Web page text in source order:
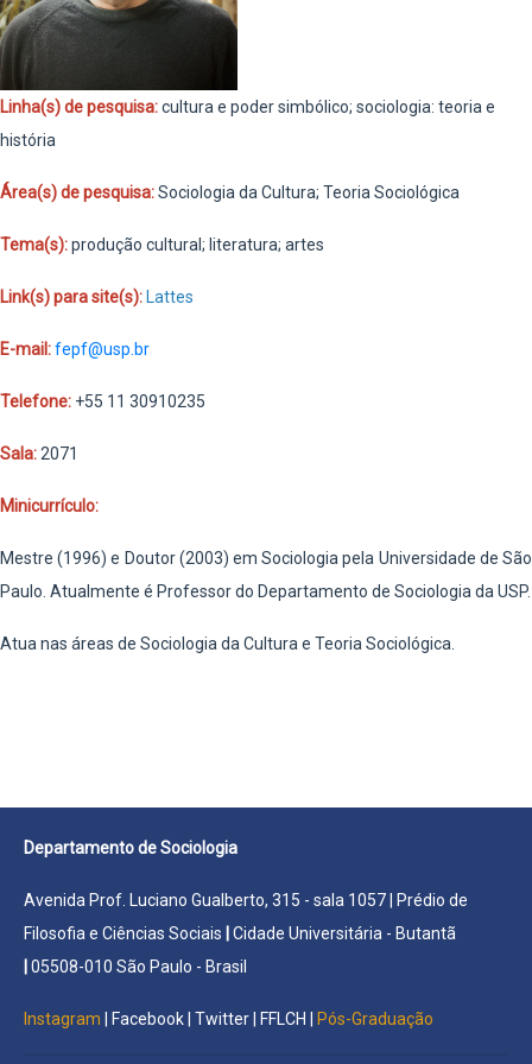
Linha(s) de pesquisa:cultura e poder simbólico; sociologia: teoria e
história
Área(s) de pesquisa:Sociologia da Cultura; Teoria Sociológica
Tema(s):produção cultural; literatura; artes
Link(s) para site(s): Lattes
E-mail:fepf@usp.br
Telefone: +55 11 30910235
Sala:2071
Minicurrículo:
Mestre (1996) e Doutor (2003) em Sociologia pela Universidade de São
Paulo. Atualmente é Professor do Departamento de Sociologia da USP.
Atua nas áreas de Sociologia da Cultura e Teoria Sociológica.
Departamento de Sociologia
Avenida Prof. Luciano Gualberto, 315 - sala 1057 | Prédio de
Filosofia e Ciências Sociais
Cidade Universitária - Butantã
05508-010 São Paulo - Brasil
Instagram Facebook Twitter FFLCH Pós-Graduação